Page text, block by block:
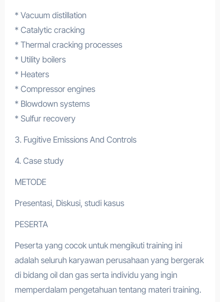
* Vacuum distillation
* Catalytic cracking
* Thermal cracking processes
* Utility boilers
* Heaters
* Compressor engines
* Blowdown systems
* Sulfur recovery
3. Fugitive Emissions And Controls
4. Case study
METODE
Presentasi, Diskusi, studi kasus
PESERTA
Peserta yang cocok untuk mengikuti training ini
adalah seluruh karyawan perusahaan yang bergerak
di bidang oil dan gas serta individu yang ingin
memperdalam pengetahuan tentang materi training.